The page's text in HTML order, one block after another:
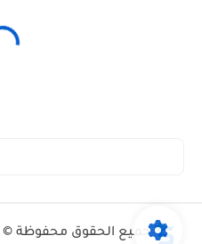
جميع الحقوق محفوظة ©